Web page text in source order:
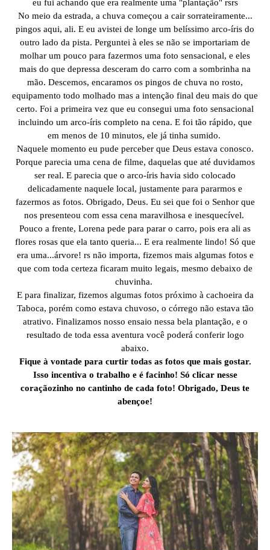
eu fui achando que era realmente uma "plantação" rsrs
No meio da estrada, a chuva começou a cair sorrateiramente...
pingos aqui, ali. E eu avistei de longe um belíssimo arco-íris do
outro lado da pista. Perguntei à eles se não se importariam de
molhar um pouco para fazermos uma foto sensacional, e eles
mais do que depressa desceram do carro com a sombrinha na
mão. Descemos, encaramos os pingos de chuva no rosto,
equipamento todo molhado mas a intenção final deu mais do que
certo. Foi a primeira vez que eu consegui uma foto sensacional
incluindo um arco-íris completo na cena. E foi tão rápido, que
em menos de 10 minutos, ele já tinha sumido.
Naquele momento eu pude perceber que Deus estava conosco.
Porque parecia uma cena de filme, daquelas que até duvidamos
ser real. E parecia que o arco-íris havia sido colocado
delicadamente naquele local, justamente para pararmos e
fazermos as fotos. Obrigado, Deus. Eu sei que foi o Senhor que
nos presenteou com essa cena maravilhosa e inesquecível.
Pouco a frente, Lorena pede para parar o carro, pois era ali as
flores rosas que ela tanto queria... E era realmente lindo! Só que
era uma...árvore! rs não importa, fizemos mais algumas fotos e
que com toda certeza ficaram muito legais, mesmo debaixo de
chuvinha.
E para finalizar, fizemos algumas fotos próximo à cachoeira da
Taboca, porém como estava chuvoso, o córrego não estava tão
atrativo. Finalizamos nosso ensaio nessa bela plantação, e o
resultado de toda essa aventura você poderá conferir logo
abaixo.
Fique à vontade para curtir todas as fotos que mais gostar.
Isso incentiva o trabalho e é facinho! Só clicar nesse
coraçãozinho no cantinho de cada foto! Obrigado, Deus te
abençoe!